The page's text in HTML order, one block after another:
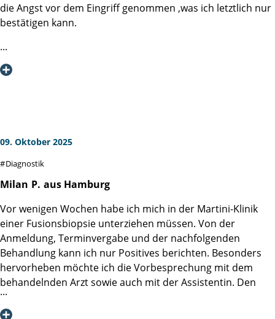
Ich kann die Martini-Klinik nur bestens empfehlen, denn da
wird man als Mensch wahrgenommen und nicht nur als
die Angst vor dem Eingriff genommen ,was ich letztlich nur
bestätigen kann.
An Alle die es noch vor sich haben - MAENNER, ES TUT
NICHT WEH !!!
bedanken !
09. Oktober 2025
Diagnostik
Milan P. aus Hamburg
Vor wenigen Wochen habe ich mich in der Martini-Klinik
einer Fusionsbiopsie unterziehen müssen. Von der
Anmeldung, Terminvergabe und der nachfolgenden
Behandlung kann ich nur Positives berichten. Besonders
hervorheben möchte ich die Vorbesprechung mit dem
behandelnden Arzt sowie auch mit der Assistentin. Den
Eingriff selbst führte der Arzt, Herr Jan Palec, sehr
professionell und äußerst einfühlsam aus, wofür ich mich